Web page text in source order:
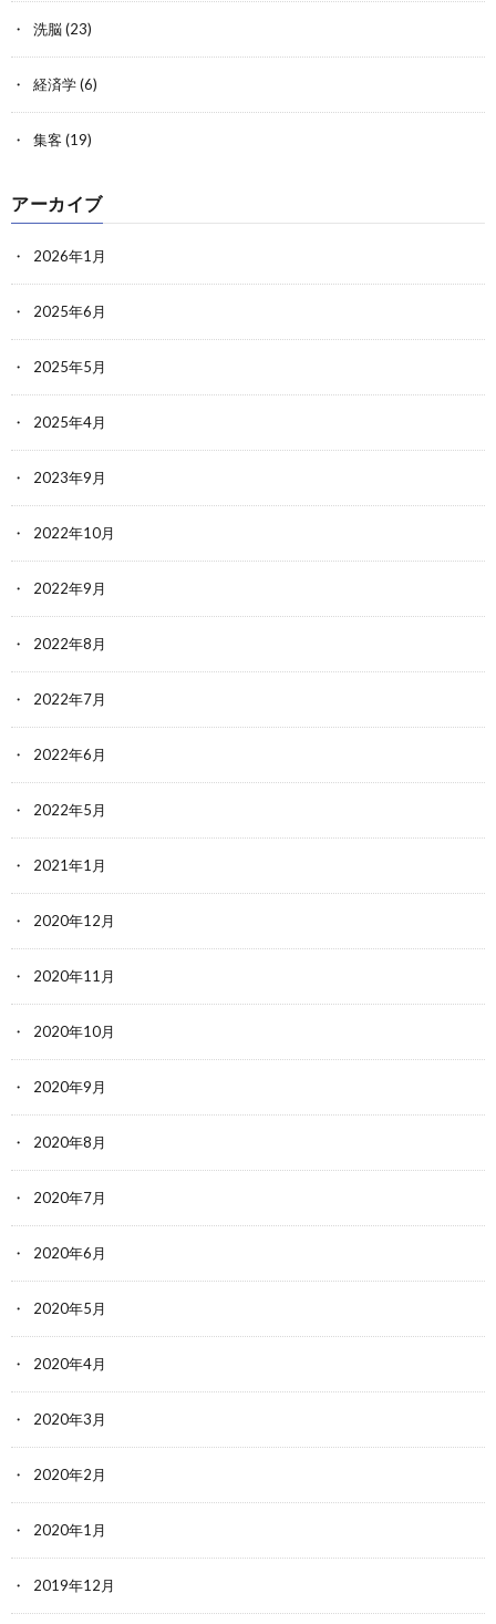
洗脳(23)
経済学(6)
集客 (19)
アーカイブ
2026年1月
2025年6月
2025年5月
2025年4月
2023年9月
2022年10月
2022年9月
2022年8月
2022年7月
2022年6月
2022年5月
2021年1月
2020年12月
2020年11月
2020年10月
2020年9月
2020年8月
2020年7月
2020年6月
2020年5月
2020年4月
2020年3月
2020年2月
2020年1月
2019年12月